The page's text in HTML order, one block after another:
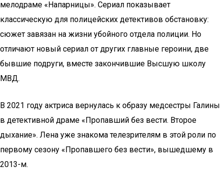
мелодраме «Напарницы». Сериал показывает
классическую для полицейских детективов обстановку:
сюжет завязан на жизни убойного отдела полиции. Но
отличают новый сериал от других главные героини, две
бывшие подруги, вместе закончившие Высшую школу
МВД.
В 2021 году актриса вернулась к образу медсестры Галины
в детективной драме «Пропавший без вести. Второе
дыхание». Лена уже знакома телезрителям в этой роли по
первому сезону «Пропавшего без вести», вышедшему в
2013-м.